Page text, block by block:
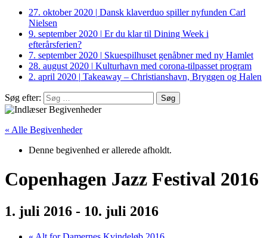
27. oktober 2020 | Dansk klaverduo spiller nyfunden Carl
Nielsen
9. september 2020 | Er du klar til Dining Week i
efterårsferien?
7. september 2020 | Skuespilhuset genåbner med ny Hamlet
28. august 2020 | Kulturhavn med corona-tilpasset program
2. april 2020 | Takeaway – Christianshavn, Bryggen og Halen
Søg efter:
« Alle Begivenheder
Denne begivenhed er allerede afholdt.
Copenhagen Jazz Festival 2016
1. juli 2016 - 10. juli 2016